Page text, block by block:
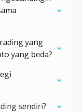
yang
yang beda?
sendiri?